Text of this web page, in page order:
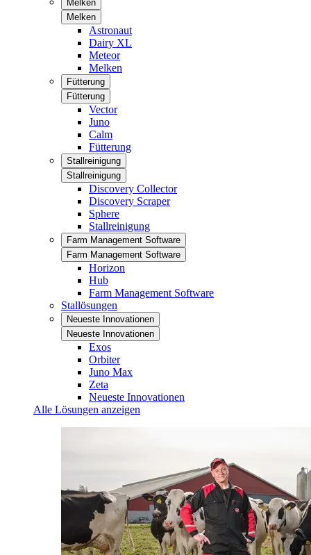
Melken
Melken
Astronaut
Dairy XL
Meteor
Melken
Fütterung
Fütterung
Vector
Juno
Calm
Fütterung
Stallreinigung
Stallreinigung
Discovery Collector
Discovery Scraper
Sphere
Stallreinigung
Farm Management Software
Farm Management Software
Horizon
Hub
Farm Management Software
Stallösungen
Neueste Innovationen
Neueste Innovationen
Exos
Orbiter
Juno Max
Zeta
Neueste Innovationen
Alle Lösungen anzeigen